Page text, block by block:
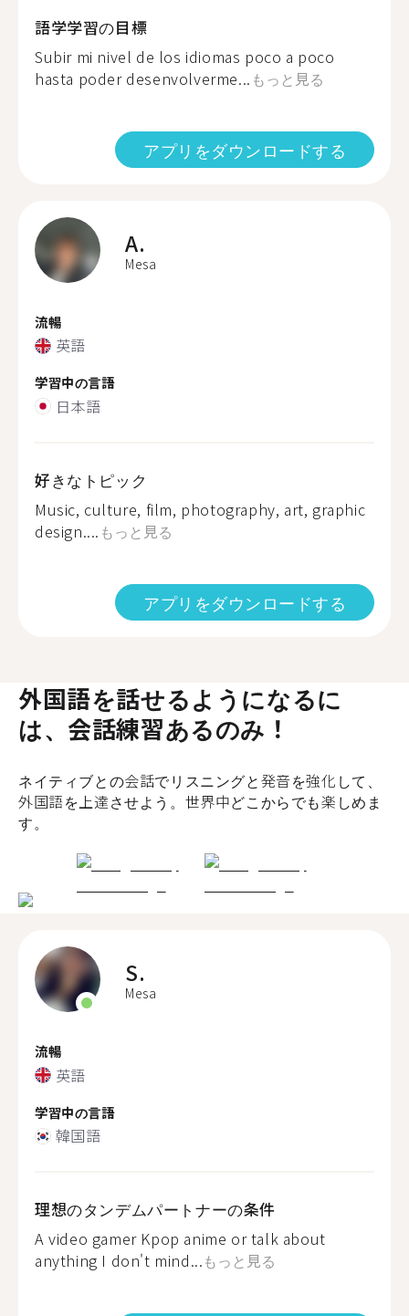
語学学習の目標
Subir mi nivel de los idiomas poco a poco
hasta poder desenvolverme... もっと見る
アプリをダウンロードする
A.
Mesa
流暢
英語
学習中の言語
日本語
好きなトピック
Music, culture, film, photography, art, graphic
design.... もっと見る
アプリをダウンロードする
外国語を話せるようになるに
は、会話練習あるのみ！
ネイティブとの会話でリスニングと発音を強化して、
外国語を上達させよう。世界中どこからでも楽しめま
す。
S.
Mesa
流暢
英語
学習中の言語
韓国語
理想のタンデムパートナーの条件
A video gamer Kpop anime or talk about
anything I don't mind...もっと見る